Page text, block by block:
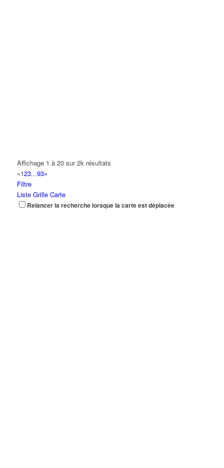
Affichage 1 à 20 sur 2k résultats
«123...93»
Filtre
Liste Grille Carte
Relancer la recherche lorsque la carte est déplacée